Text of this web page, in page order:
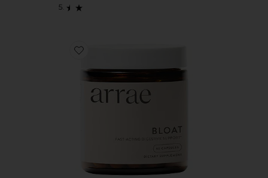
Favorite BLOAT ALCHEMY CAPSULES ブロートカプセ